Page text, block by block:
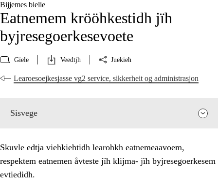
Bijjemes bielie
Eatnemem krööhkestidh jïh
byjresegoerkesevoete
Gïele Veedtjh Juekieh
Learoesoejkesjasse vg2 service, sikkerheit og administrasjon
Sisvege
Skuvle edtja viehkiehtidh learohkh eatnemeaavoem,
respektem eatnemen åvteste jïh klijma- jïh byjresegoerkesem
evtiedidh.